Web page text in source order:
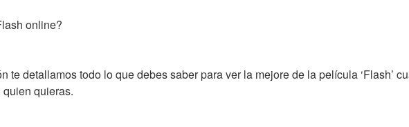
online?
te detallamos todo lo que debes saber para ver la mejore de la película ‘Flash’
quieras.